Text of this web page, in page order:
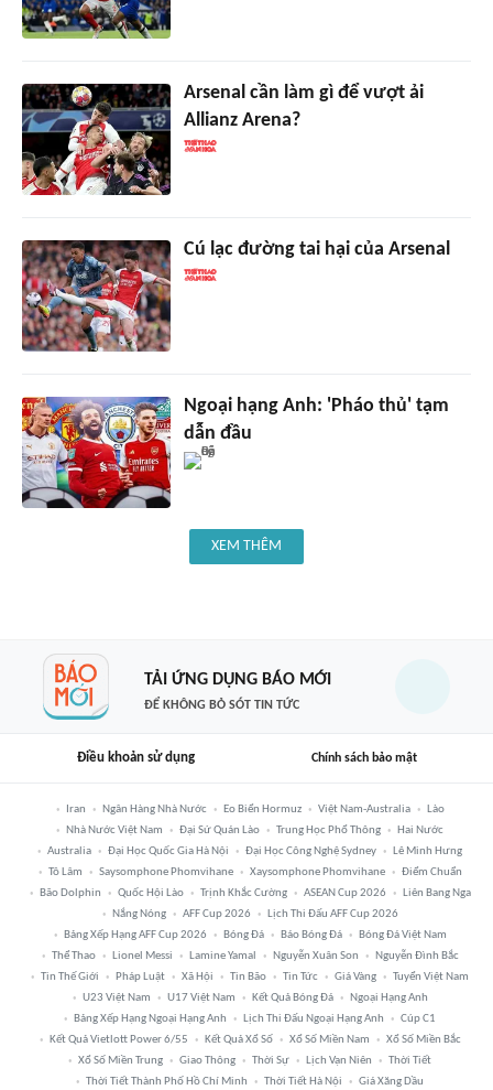
Arsenal cần làm gì để vượt ải
Allianz Arena?
Cú lạc đường tai hại của Arsenal
Ngoại hạng Anh: 'Pháo thủ' tạm
dẫn đầu
XEM THÊM
TẢI ỨNG DỤNG BÁO MỚI
ĐỂ KHÔNG BỎ SÓT TIN TỨC
Điều khoản sử dụng Chính sách bảo mật
Iran Ngân Hàng Nhà Nước Eo Biển Hormuz Việt Nam-Australia
Lào
Nhà Nước Việt Nam
Đại Sứ Quán Lào Trung Học Phổ Thông
Hai Nước
Australia
Đại Học Quốc Gia Hà Nội Đại Học Công Nghệ Sydney
Lê Minh Hưng
Tô Lâm
Saysomphone Phomvihane Xaysomphone Phomvihane
Điểm Chuẩn
Bão Dolphin
Quốc Hội Lào Trịnh Khắc Cường ASEAN Cup 2026
Liên Bang Nga
Nắng Nóng
AFF Cup 2026
Lịch Thi Đấu AFF Cup 2026
Bảng Xếp Hạng AFF Cup 2026
Bóng Đá Báo Bóng Đá
Bóng Đá Việt Nam
Thể Thao
Lionel Messi Lamine Yamal Nguyễn Xuân Son
Nguyễn Đình Bắc
Tin Thế Giới
Pháp Luật Xã Hội Tin Bão Tin Tức Giá Vàng
Tuyển Việt Nam
U23 Việt Nam
U17 Việt Nam Kết Quả Bóng Đá
Ngoại Hạng Anh
Bảng Xếp Hạng Ngoại Hạng Anh
Lịch Thi Đấu Ngoại Hạng Anh
Cúp C1
Kết Quả Vietlott Power 6/55
Kết Quả Xổ Số Xổ Số Miền Nam
Xổ Số Miền Bắc
Xổ Số Miền Trung
Giao Thông Thời Sự Lịch Vạn Niên
Thời Tiết
Thời Tiết Thành Phố Hồ Chí Minh
Thời Tiết Hà Nội Giá Xăng Dầu